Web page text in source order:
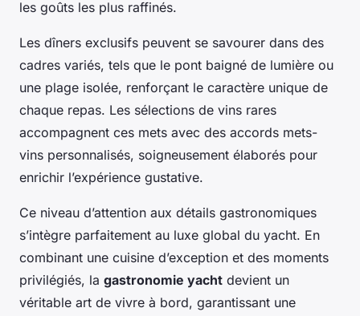
les goûts les plus raffinés.
Les dîners exclusifs peuvent se savourer dans des
cadres variés, tels que le pont baigné de lumière ou
une plage isolée, renforçant le caractère unique de
chaque repas. Les sélections de vins rares
accompagnent ces mets avec des accords mets-
vins personnalisés, soigneusement élaborés pour
enrichir l’expérience gustative.
Ce niveau d’attention aux détails gastronomiques
s’intègre parfaitement au luxe global du yacht. En
combinant une cuisine d’exception et des moments
privilégiés, la gastronomie yacht devient un
véritable art de vivre à bord, garantissant une